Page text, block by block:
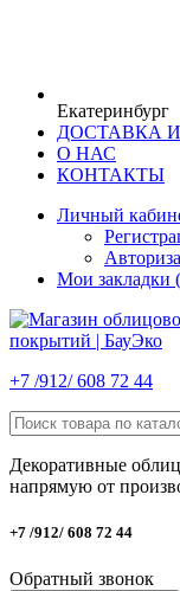
Екатеринбург
ДОСТАВКА
О НАС
КОНТАКТЫ
Личный
Мои закладки
+7 /912/ 608 72 44
Декоративные
напрямую от
+7 /912/ 608 72 44
Обратный звонок